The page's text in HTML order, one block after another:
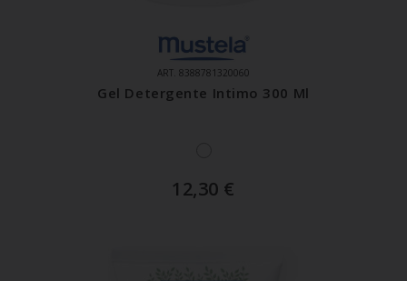
ART. 8388781320060
Gel Detergente Intimo 300 Ml
12,30 €